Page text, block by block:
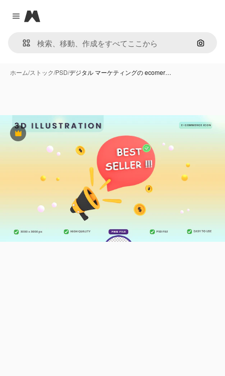
Close menu
Magnific
画像で
ホーム/ストック/PSD/デジタル マーケティングの ecomer…
Premium